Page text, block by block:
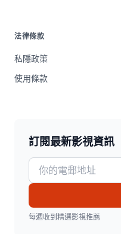
法律條款
私隱政策
使用條款
訂閱最新影視資訊
每週收到精選影視推薦